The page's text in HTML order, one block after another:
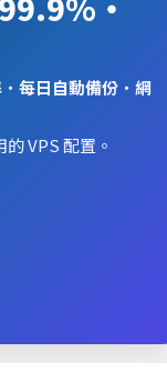
・ 每日自動備份 ・ 網
VPS 配置。